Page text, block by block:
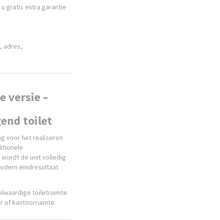
gratis extra garantie
adres,
versie –
toilet
voor het realiseren
de unit volledig
eindresultaat
toiletruimte
of kantoorruimte.